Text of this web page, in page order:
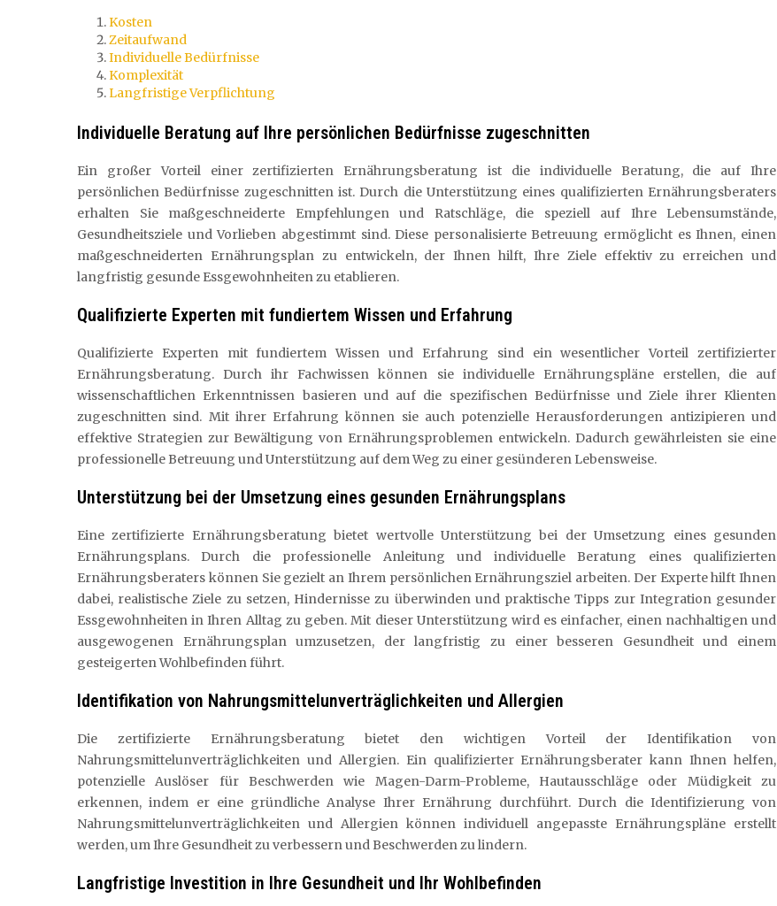
Kosten
Zeitaufwand
Individuelle Bedürfnisse
Komplexität
Langfristige Verpflichtung
Individuelle Beratung auf Ihre persönlichen Bedürfnisse zugeschnitten
Ein großer Vorteil einer zertifizierten Ernährungsberatung ist die individuelle Beratung, die auf Ihre
persönlichen Bedürfnisse zugeschnitten ist. Durch die Unterstützung eines qualifizierten Ernährungsberaters
erhalten Sie maßgeschneiderte Empfehlungen und Ratschläge, die speziell auf Ihre Lebensumstände,
Gesundheitsziele und Vorlieben abgestimmt sind. Diese personalisierte Betreuung ermöglicht es Ihnen, einen
maßgeschneiderten Ernährungsplan zu entwickeln, der Ihnen hilft, Ihre Ziele effektiv zu erreichen und
langfristig gesunde Essgewohnheiten zu etablieren.
Qualifizierte Experten mit fundiertem Wissen und Erfahrung
Qualifizierte Experten mit fundiertem Wissen und Erfahrung sind ein wesentlicher Vorteil zertifizierter
Ernährungsberatung. Durch ihr Fachwissen können sie individuelle Ernährungspläne erstellen, die auf
wissenschaftlichen Erkenntnissen basieren und auf die spezifischen Bedürfnisse und Ziele ihrer Klienten
zugeschnitten sind. Mit ihrer Erfahrung können sie auch potenzielle Herausforderungen antizipieren und
effektive Strategien zur Bewältigung von Ernährungsproblemen entwickeln. Dadurch gewährleisten sie eine
professionelle Betreuung und Unterstützung auf dem Weg zu einer gesünderen Lebensweise.
Unterstützung bei der Umsetzung eines gesunden Ernährungsplans
Eine zertifizierte Ernährungsberatung bietet wertvolle Unterstützung bei der Umsetzung eines gesunden
Ernährungsplans. Durch die professionelle Anleitung und individuelle Beratung eines qualifizierten
Ernährungsberaters können Sie gezielt an Ihrem persönlichen Ernährungsziel arbeiten. Der Experte hilft Ihnen
dabei, realistische Ziele zu setzen, Hindernisse zu überwinden und praktische Tipps zur Integration gesunder
Essgewohnheiten in Ihren Alltag zu geben. Mit dieser Unterstützung wird es einfacher, einen nachhaltigen und
ausgewogenen Ernährungsplan umzusetzen, der langfristig zu einer besseren Gesundheit und einem
gesteigerten Wohlbefinden führt.
Identifikation von Nahrungsmittelunverträglichkeiten und Allergien
Die zertifizierte Ernährungsberatung bietet den wichtigen Vorteil der Identifikation von
Nahrungsmittelunverträglichkeiten und Allergien. Ein qualifizierter Ernährungsberater kann Ihnen helfen,
potenzielle Auslöser für Beschwerden wie Magen-Darm-Probleme, Hautausschläge oder Müdigkeit zu
erkennen, indem er eine gründliche Analyse Ihrer Ernährung durchführt. Durch die Identifizierung von
Nahrungsmittelunverträglichkeiten und Allergien können individuell angepasste Ernährungspläne erstellt
werden, um Ihre Gesundheit zu verbessern und Beschwerden zu lindern.
Langfristige Investition in Ihre Gesundheit und Ihr Wohlbefinden